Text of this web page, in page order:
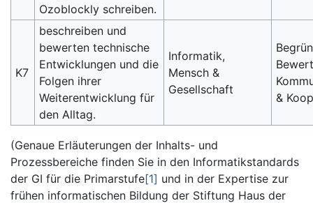
Ozoblockly schreiben.
K7
beschreiben und
bewerten technische
Entwicklungen und die
Folgen ihrer
Weiterentwicklung für
den Alltag.
Informatik,
Mensch &
Gesellschaft
&
(Genaue Erläuterungen der Inhalts- und
Prozessbereiche finden Sie in den Informatikstandards
der GI für die Primarstufe[1] und in der Expertise zur
frühen informatischen Bildung der Stiftung Haus der